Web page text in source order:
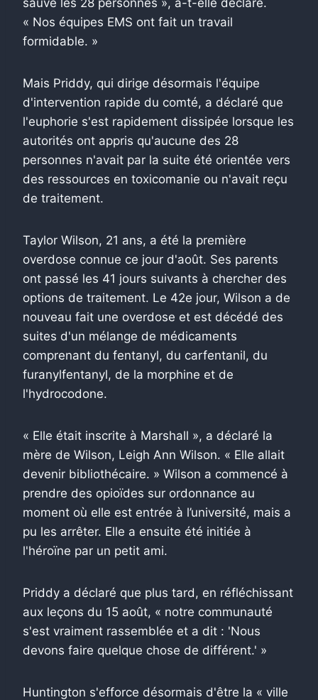
« Nos équipes EMS ont fait un travail
formidable. »
Mais Priddy, qui dirige désormais l'équipe
d'intervention rapide du comté, a déclaré que
l'euphorie s'est rapidement dissipée lorsque les
autorités ont appris qu'aucune des 28
personnes n'avait par la suite été orientée vers
des ressources en toxicomanie ou n'avait reçu
de traitement.
Taylor Wilson, 21 ans, a été la première
overdose connue ce jour d'août. Ses parents
ont passé les 41 jours suivants à chercher des
options de traitement. Le 42e jour, Wilson a de
nouveau fait une overdose et est décédé des
suites d'un mélange de médicaments
comprenant du fentanyl, du carfentanil, du
furanylfentanyl, de la morphine et de
l'hydrocodone.
« Elle était inscrite à Marshall », a déclaré la
mère de Wilson, Leigh Ann Wilson. « Elle allait
devenir bibliothécaire. » Wilson a commencé à
prendre des opioïdes sur ordonnance au
moment où elle est entrée à l’université, mais a
pu les arrêter. Elle a ensuite été initiée à
l'héroïne par un petit ami.
Priddy a déclaré que plus tard, en réfléchissant
aux leçons du 15 août, « notre communauté
s'est vraiment rassemblée et a dit : 'Nous
devons faire quelque chose de différent.' »
Huntington s'efforce désormais d'être la « ville